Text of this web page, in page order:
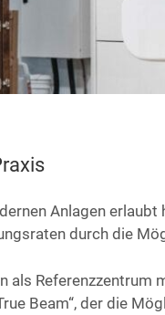
Anla­gen
durch die
als
Beam“, der die